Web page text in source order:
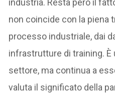
industria. Resta però il
non coincide con la piena
processo industriale, dai
infrastrutture di training.
settore, ma continua a
valuta il significato della